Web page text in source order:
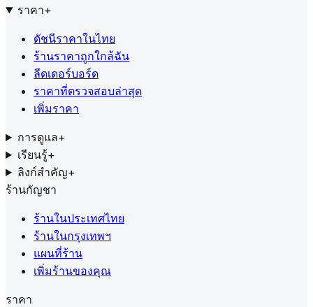
ราคา+
ดัชนีราคาในไทย
ร้านราคาถูกใกล้ฉัน
ลีดเดอร์บอร์ด
ราคาที่ตรวจสอบล่าสุด
เพิ่มราคา
การดูแล+
เรียนรู้+
ลิงก์สำคัญ+
ร้านกัญชา
ร้านในประเทศไทย
ร้านในกรุงเทพฯ
แผนที่ร้าน
เพิ่มร้านของคุณ
ราคา